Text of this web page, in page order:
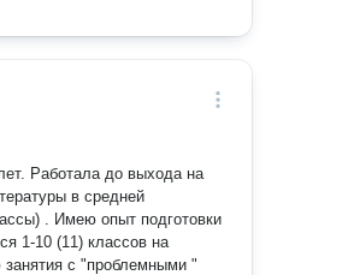
Работала до выхода на
в средней
опыт подготовки
1-10 (11) классов на
с "проблемными "